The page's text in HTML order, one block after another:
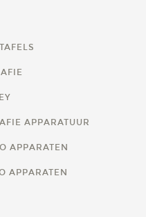
APPARATUUR
APPARATEN
APPARATEN